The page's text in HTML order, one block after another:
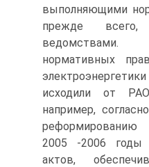
выполняющими
прежде всего,
нормативных
исходили от
например,
реформированию
2005 -2006 годы
актов,